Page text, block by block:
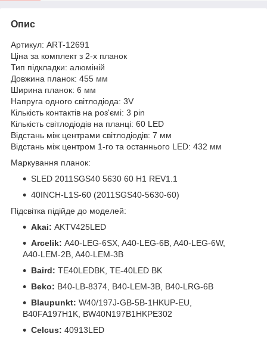
Опис
Артикул: ART-12691
Ціна за комплект з 2-х планок
Тип підкладки: алюміній
Довжина планок: 455 мм
Ширина планок: 6 мм
Напруга одного світлодіода: 3V
Кількість контактів на роз'ємі: 3 pin
Кількість світлодіодів на планці: 60 LED
Відстань між центрами світлодіодів: 7 мм
Відстань між центром 1-го та останнього LED: 432 мм
Маркування планок:
SLED 2011SGS40 5630 60 H1 REV1.1
40INCH-L1S-60 (2011SGS40-5630-60)
Підсвітка підійде до моделей:
Akai: AKTV425LED
Arcelik: A40-LEG-6SX, A40-LEG-6B, A40-LEG-6W,
A40-LEM-2B, A40-LEM-3B
Baird: TE40LEDBK, TE-40LED BK
Beko: B40-LB-8374, B40-LEM-3B, B40-LRG-6B
Blaupunkt: W40/197J-GB-5B-1HKUP-EU,
B40FA197H1K, BW40N197B1HKPE302
Celcus: 40913LED